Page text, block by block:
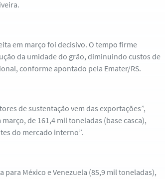
em março foi decisivo. O tempo firme
da umidade do grão, diminuindo custos de
conforme apontado pela Emater/RS.
de sustentação vem das exportações”,
de 161,4 mil toneladas (base casca),
do mercado interno”.
México e Venezuela (85,9 mil toneladas),